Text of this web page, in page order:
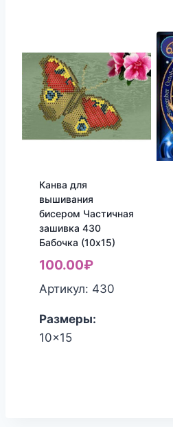
Канва для
вышивания
бисером Частичная
зашивка 430
Бабочка (10х15)
100.00₽
Артикул: 430
Размеры:
10x15